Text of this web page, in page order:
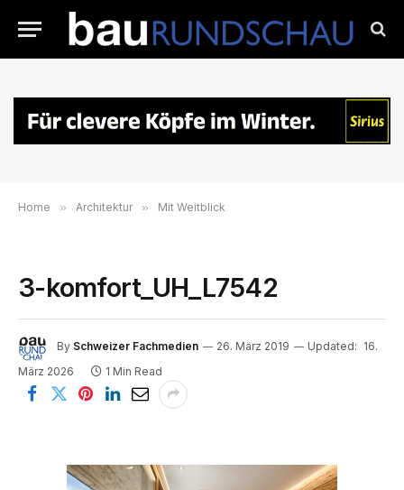
Home » Architektur » Mit Weitblick
3-komfort_UH_L7542
By Schweizer Fachmedien 26. März 2019 Updated: 16.
März 2026
1 Min Read